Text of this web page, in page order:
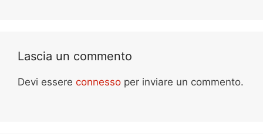
Lascia un commento
Devi essere connesso per inviare un commento.